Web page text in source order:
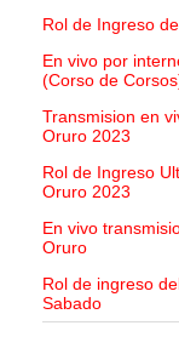
Rol de Ingreso
En vivo por
(Corso de
Transmision en
Oruro 2023
Rol de Ingreso
Oruro 2023
En vivo
Oruro
Rol de ingreso
Sabado